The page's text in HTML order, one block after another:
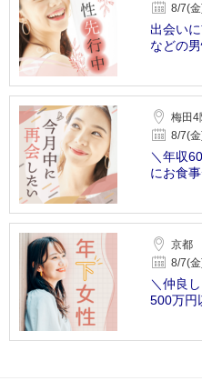
8/7(
出会い
などの
梅田4
8/7(
＼年収
にお食
京都
8/7(
＼仲良
500万円